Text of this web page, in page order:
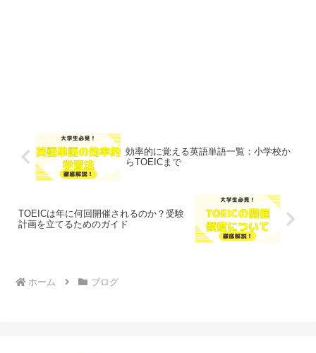
効率的に覚える英語単語一覧：小学校か
らTOEICまで
TOEICは年に何回開催されるのか？受験
計画を立てるためのガイド
ホーム ブログ